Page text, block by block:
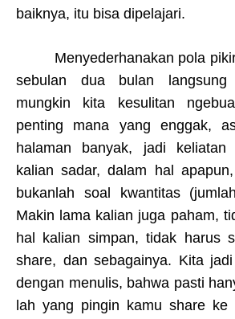
baiknya, itu bisa dipelajari.
Menyederhanakan pola
sebulan dua bulan langsung
mungkin kita kesulitan
penting mana yang enggak,
halaman banyak, jadi keliatan
kalian sadar, dalam hal
bukanlah soal kwantitas
Makin lama kalian juga paham,
hal kalian simpan, tidak harus
share, dan sebagainya. Kita
dengan menulis, bahwa pasti
lah yang pingin kamu share ke